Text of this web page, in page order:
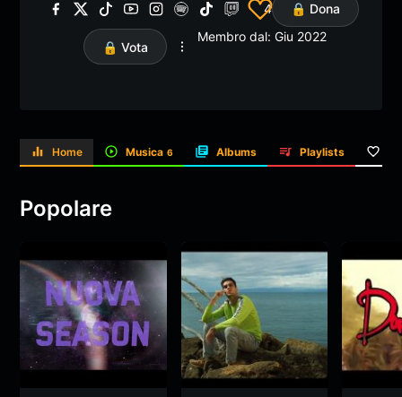
4 🔒 Dona
🔒 Vota
Membro dal: Giu 2022
Home Musica 6 Albums Playlists
Popolare